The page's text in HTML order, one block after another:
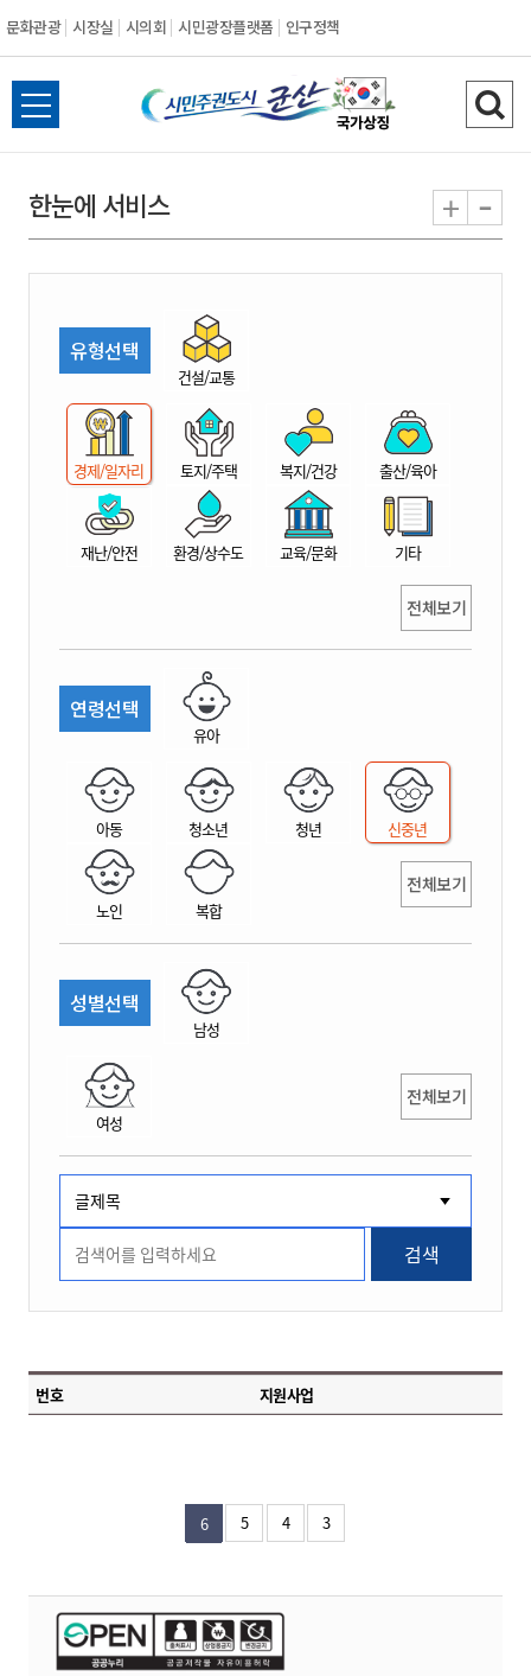
문화관광 시장실 시의회 시민광장플랫폼 인구정책
시
민
권
시
산
전
체
뉴
열
검
색
기
한눈에 서비스 + -
유형선택
건설/교통
경제/일자리 토지/주택 복지/건강 출산/육아
재난/안전 환경/상수도 교육/문화 기타
전체보기
연령선택
유아
아동 청소년 청년 신중년
노인 복합
전체보기
성별선택
남성
여성
전체보기
검색
번호 지원사업
6 5 4 3